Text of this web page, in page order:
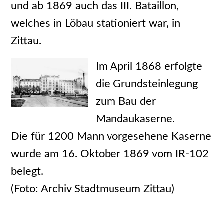
und ab 1869 auch das III. Bataillon,
welches in Löbau stationiert war, in
Zittau.
Im April 1868 erfolgte
die Grundsteinlegung
zum Bau der
Mandaukaserne.
Die für 1200 Mann vorgesehene Kaserne
wurde am 16. Oktober 1869 vom IR-102
belegt.
(Foto: Archiv Stadtmuseum Zittau)